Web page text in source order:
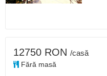
12750 RON /casă
Fără masă